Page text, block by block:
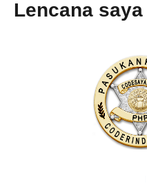
Lencana saya